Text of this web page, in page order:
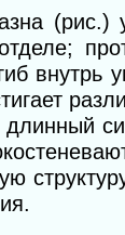
внутрь
длинный